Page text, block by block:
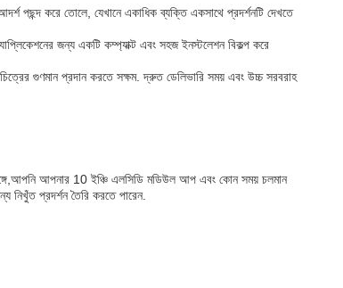
পছন্দ করে তোলে, যেখানে একাধিক ব্যক্তি একসাথে প্রদর্শনটি দেখতে
জন্য একটি কম্প্যাক্ট এবং সহজ ইনস্টলেশন বিকল্প করে
গুণমান প্রদান করতে সক্ষম. দ্রুত ডেলিভারি সময় এবং উচ্চ সরবরাহ
আপনার 10 ইঞ্চি এলসিডি মডিউল আপ এবং কোন সময় চলমান
প্রদর্শন তৈরি করতে পারেন.